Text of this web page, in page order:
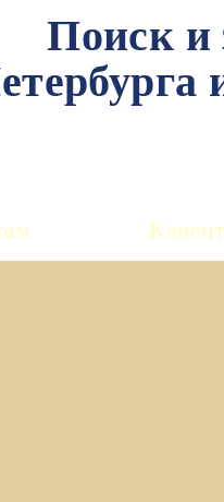
Поиск и